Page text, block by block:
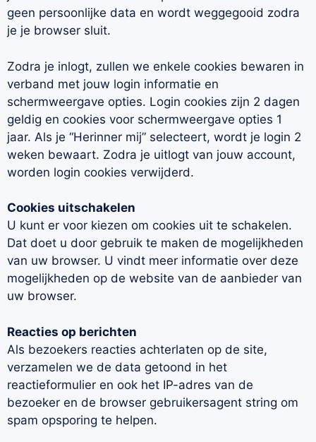
geen persoonlijke data en wordt weggegooid zodra
je je browser sluit.
Zodra je inlogt, zullen we enkele cookies bewaren in
verband met jouw login informatie en
schermweergave opties. Login cookies zijn 2 dagen
geldig en cookies voor schermweergave opties 1
jaar. Als je “Herinner mij” selecteert, wordt je login 2
weken bewaart. Zodra je uitlogt van jouw account,
worden login cookies verwijderd.
Cookies uitschakelen
U kunt er voor kiezen om cookies uit te schakelen.
Dat doet u door gebruik te maken de mogelijkheden
van uw browser. U vindt meer informatie over deze
mogelijkheden op de website van de aanbieder van
uw browser.
Reacties op berichten
Als bezoekers reacties achterlaten op de site,
verzamelen we de data getoond in het
reactieformulier en ook het IP-adres van de
bezoeker en de browser gebruikersagent string om
spam opsporing te helpen.